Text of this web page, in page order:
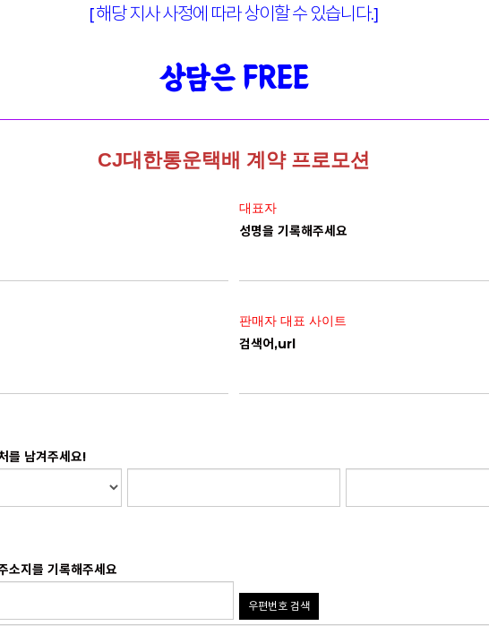
[ 해당 지사 사정에 따라 상이할 수 있습니다.]
상담은 FREE
CJ대한통운택배 계약 프로모션
대표자
성명을 기록해주세요
판매자 대표 사이트
검색어,url
를 남겨주세요!
소지를 기록해주세요
우편번호 검색